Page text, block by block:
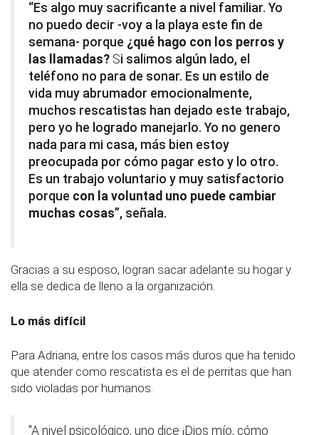
“Es algo muy sacrificante a nivel familiar. Yo
no puedo decir -voy a la playa este fin de
semana- porque ¿qué hago con los perros y
las llamadas? Si salimos algún lado, el
teléfono no para de sonar. Es un estilo de
vida muy abrumador emocionalmente,
muchos rescatistas han dejado este trabajo,
pero yo he logrado manejarlo. Yo no genero
nada para mi casa, más bien estoy
preocupada por cómo pagar esto y lo otro.
Es un trabajo voluntario y muy satisfactorio
porque con la voluntad uno puede cambiar
muchas cosas”, señala.
Gracias a su esposo, logran sacar adelante su hogar y
ella se dedica de lleno a la organización.
Lo más difícil
Para Adriana, entre los casos más duros que ha tenido
que atender como rescatista es el de perritas que han
sido violadas por humanos.
"A nivel psicológico, uno dice ¡Dios mío, cómo